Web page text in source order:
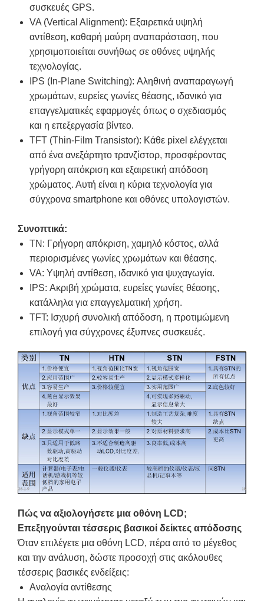
συσκευές GPS.
VA (Vertical Alignment): Εξαιρετικά υψηλή
αντίθεση, καθαρή μαύρη αναπαράσταση, που
χρησιμοποιείται συνήθως σε οθόνες υψηλής
τεχνολογίας.
IPS (In-Plane Switching): Αληθινή αναπαραγωγή
χρωμάτων, ευρείες γωνίες θέασης, ιδανικό για
επαγγελματικές εφαρμογές όπως ο σχεδιασμός
και η επεξεργασία βίντεο.
TFT (Thin-Film Transistor): Κάθε pixel ελέγχεται
από ένα ανεξάρτητο τρανζίστορ, προσφέροντας
γρήγορη απόκριση και εξαιρετική απόδοση
χρώματος. Αυτή είναι η κύρια τεχνολογία για
σύγχρονα smartphone και οθόνες υπολογιστών.
Συνοπτικά:
TN: Γρήγορη απόκριση, χαμηλό κόστος, αλλά
περιορισμένες γωνίες χρωμάτων και θέασης.
VA: Υψηλή αντίθεση, ιδανικό για ψυχαγωγία.
IPS: Ακριβή χρώματα, ευρείες γωνίες θέασης,
κατάλληλα για επαγγελματική χρήση.
TFT: Ισχυρή συνολική απόδοση, η προτιμώμενη
επιλογή για σύγχρονες έξυπνες συσκευές.
Πώς να αξιολογήσετε μια οθόνη LCD;
Επεξηγούνται τέσσερις βασικοί δείκτες απόδοσης
Όταν επιλέγετε μια οθόνη LCD, πέρα ​​από το μέγεθος
και την ανάλυση, δώστε προσοχή στις ακόλουθες
τέσσερις βασικές ενδείξεις:
Αναλογία αντίθεσης